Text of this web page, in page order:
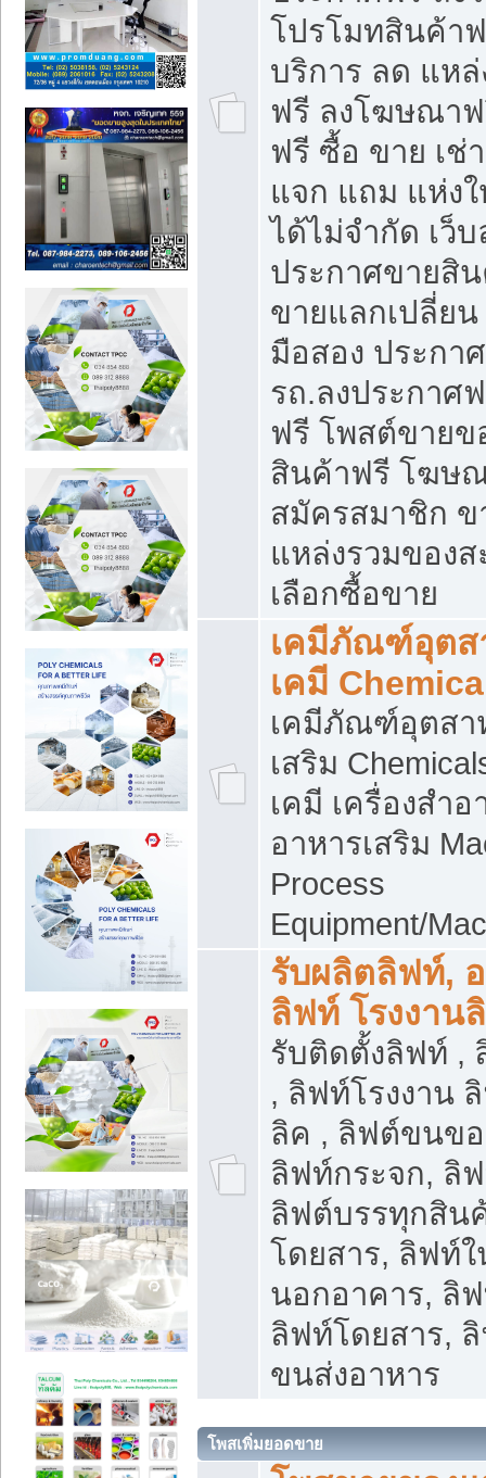
โปรโมทสินค้า
บริการ ลด แห
ฟรี ลงโฆษณา
ฟรี ซื้อ ขาย เช่
แจก แถม แห่ง
ได้ไม่จำกัด เว็
ประกาศขายสิ
ขายแลกเปลี่ย
มือสอง ประกา
รถ.ลงประกาศ
ฟรี โพสต์ขาย
สินค้าฟรี โฆษ
สมัครสมาชิก ข
แหล่งรวมของ
เลือกซื้อขาย
เคมีภัณฑ์อุตส
เคมี
เคมีภัณฑ์อุตสา
เสริม
เคมี เครื่องสำ
อาหารเสริม
Process
Equipment/
รับผลิตลิฟท์,
ลิฟท์ โรงงาน
รับติดตั้งลิฟท์ ,
, ลิฟท์โรงงาน
ลิค , ลิฟต์ขนข
ลิฟท์กระจก, ลิ
ลิฟต์บรรทุกสิน
โดยสาร, ลิฟท์
นอกอาคาร, ลิ
ลิฟท์โดยสาร,
ขนส่งอาหาร
โพสเพิ่มยอดขาย